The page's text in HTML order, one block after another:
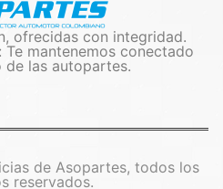
ofrecidas con integridad.
mantenemos conectado
de las autopartes.
de Asopartes, todos los
reservados.